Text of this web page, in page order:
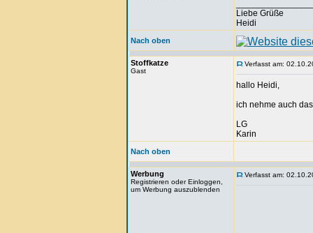
Liebe Grüße
Heidi
Nach oben
Stoffkatze
Gast
Verfasst am:
hallo Heidi,
ich nehme auch
LG
Karin
Nach oben
Werbung
Registrieren oder Einloggen,
um Werbung auszublenden
Verfasst am: